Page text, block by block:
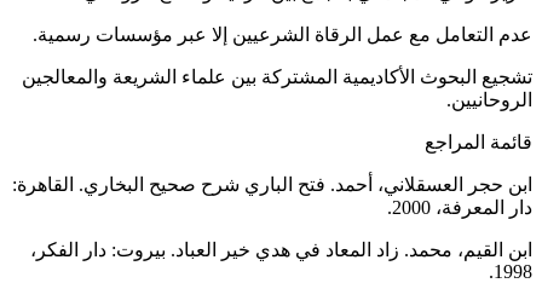
عدم التعامل مع عمل الرقاة الشرعيين إلا عبر مؤسسات رسمية.
تشجيع البحوث الأكاديمية المشتركة بين علماء الشريعة والمعالجين
الروحانيين.
قائمة المراجع
ابن حجر العسقلاني، أحمد. فتح الباري شرح صحيح البخاري. القاهرة:
دار المعرفة، 2000.
ابن القيم، محمد. زاد المعاد في هدي خير العباد. بيروت: دار الفكر،
1998.